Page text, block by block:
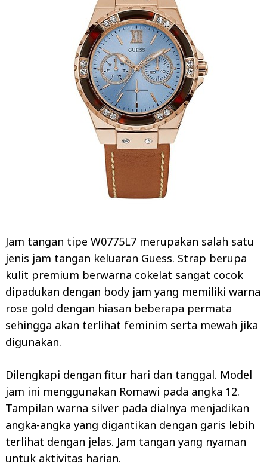
Jam tangan tipe W0775L7 merupakan salah satu
jenis jam tangan keluaran Guess. Strap berupa
kulit premium berwarna cokelat sangat cocok
dipadukan dengan body jam yang memiliki warna
rose gold dengan hiasan beberapa permata
sehingga akan terlihat feminim serta mewah jika
digunakan.
Dilengkapi dengan fitur hari dan tanggal. Model
jam ini menggunakan Romawi pada angka 12.
Tampilan warna silver pada dialnya menjadikan
angka-angka yang digantikan dengan garis lebih
terlihat dengan jelas. Jam tangan yang nyaman
untuk aktivitas harian.